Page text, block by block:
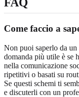
Come faccio a
Non puoi saperlo da
domanda più utile è se
nella comunicazione
ripetitivi o basati su
Se questi schemi ti
e discuterli con un